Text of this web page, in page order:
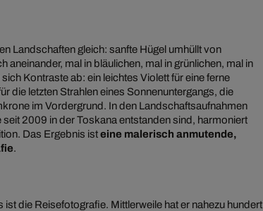
Landschaften gleich: sanfte Hügel umhüllt von
aneinander, mal in bläulichen, mal in grünlichen, mal in
Kontraste ab: ein leichtes Violett für eine ferne
die letzten Strahlen eines Sonnenuntergangs, die
im Vordergrund. In den Landschaftsaufnahmen
2009 in der Toskana entstanden sind, harmoniert
Das Ergebnis isteine malerisch anmutende,
.
die Reisefotografie. Mittlerweile hat er nahezu hundert